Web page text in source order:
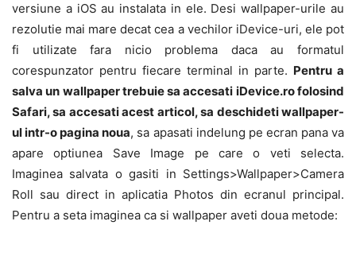
versiune a iOS au instalata in ele. Desi wallpaper-urile au
rezolutie mai mare decat cea a vechilor iDevice-uri, ele pot
fi utilizate fara nicio problema daca au formatul
corespunzator pentru fiecare terminal in parte. Pentru a
salva un wallpaper trebuie sa accesati iDevice.ro folosind
Safari, sa accesati acest articol, sa deschideti wallpaper-
ul intr-o pagina noua, sa apasati indelung pe ecran pana va
apare optiunea Save Image pe care o veti selecta.
Imaginea salvata o gasiti in Settings>Wallpaper>Camera
Roll sau direct in aplicatia Photos din ecranul principal.
Pentru a seta imaginea ca si wallpaper aveti doua metode: